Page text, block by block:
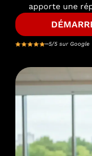
apporte une
5/5 sur Google